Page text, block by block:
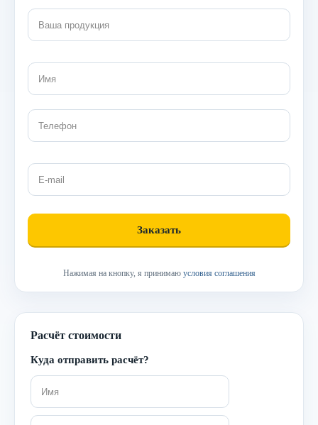
Нажимая на кнопку, я принимаю условия соглашения
Расчёт стоимости
Куда отправить расчёт?